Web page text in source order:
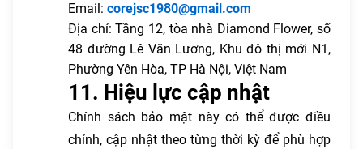
Email: corejsc1980@gmail.com
Địa chỉ: Tầng 12, tòa nhà Diamond Flower, số
48 đường Lê Văn Lương, Khu đô thị mới N1,
Phường Yên Hòa, TP Hà Nội, Việt Nam
11. Hiệu lực cập nhật
Chính sách bảo mật này có thể được điều
chỉnh, cập nhật theo từng thời kỳ để phù hợp